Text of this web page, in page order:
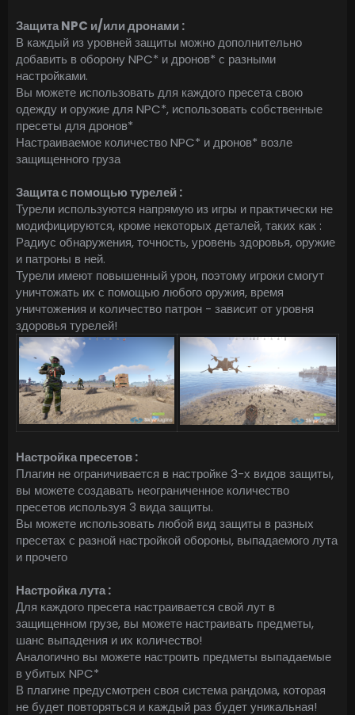
Защита NPC и/или дронами :
В каждый из уровней защиты можно дополнительно
добавить в оборону NPC* и дронов* с разными
настройками.
Вы можете использовать для каждого пресета свою
одежду и оружие для NPC*, использовать собственные
пресеты для дронов*
Настраиваемое количество NPC* и дронов* возле
защищенного груза
Защита с помощью турелей :
Турели используются напрямую из игры и практически не
модифицируются, кроме некоторых деталей, таких как :
Радиус обнаружения, точность, уровень здоровья, оружие
и патроны в ней.
Турели имеют повышенный урон, поэтому игроки смогут
уничтожать их с помощью любого оружия, время
уничтожения и количество патрон - зависит от уровня
здоровья турелей!
Настройка пресетов :
Плагин не ограничивается в настройке 3-х видов защиты,
вы можете создавать неограниченное количество
пресетов используя 3 вида защиты.
Вы можете использовать любой вид защиты в разных
пресетах с разной настройкой обороны, выпадаемого лута
и прочего
Настройка лута :
Для каждого пресета настраивается свой лут в
защищенном грузе, вы можете настраивать предметы,
шанс выпадения и их количество!
Аналогично вы можете настроить предметы выпадаемые
в убитых NPC*
В плагине предусмотрен своя система рандома, которая
не будет повторяться и каждый раз будет уникальная!